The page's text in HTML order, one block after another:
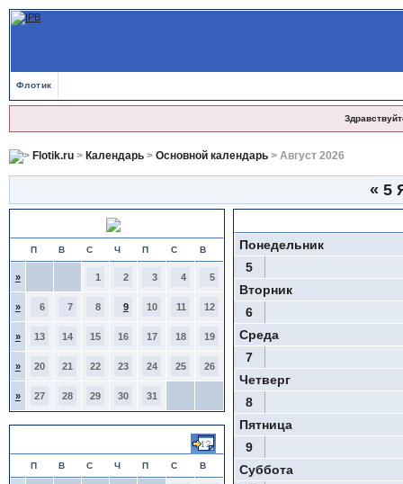
Флотик
Flotik.ru> Календарь> Основной календарь> Август 2026
« 5
П В С Ч П С В
» 1 2 3 4 5
» 6 7 8 9 10 11 12
» 13 14 15 16 17 18 19
» 20 21 22 23 24 25 26
» 27 28 29 30 31
П В С Ч П С В
Понедельник
5
Вторник
6
Среда
7
Четверг
8
Пятница
9
Суббота